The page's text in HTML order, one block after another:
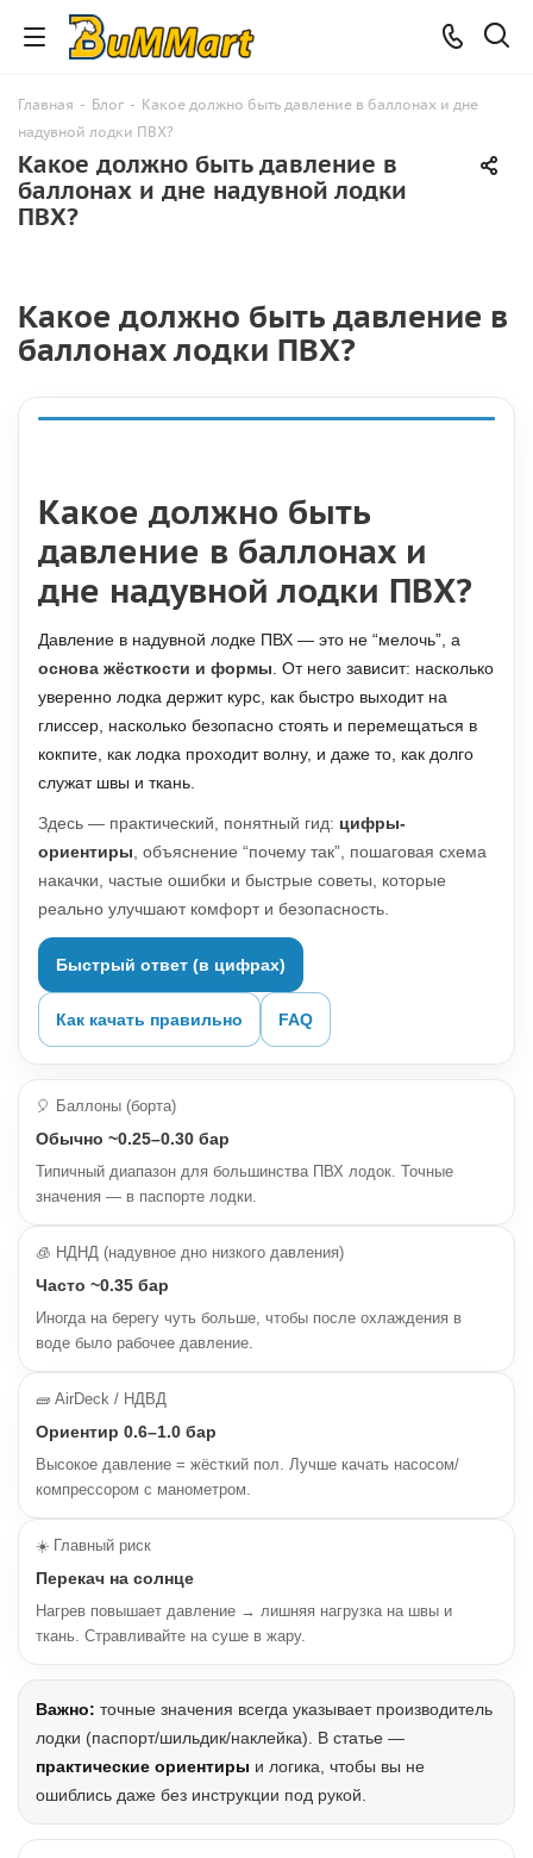
Главная - Блог - Какое должно быть давление в баллонах и дне
надувной лодки ПВХ?
Какое должно быть давление в
баллонах и дне надувной лодки
ПВХ?
Какое должно быть давление в
баллонах лодки ПВХ?
Какое должно быть
давление в баллонах и
дне надувной лодки ПВХ?
Давление в надувной лодке ПВХ — это не “мелочь”, а
основа жёсткости и формы . От него зависит: насколько
уверенно лодка держит курс, как быстро выходит на
глиссер, насколько безопасно стоять и перемещаться в
кокпите, как лодка проходит волну, и даже то, как долго
служат швы и ткань.
Здесь — практический, понятный гид: цифры-
ориентиры , объяснение “почему так”, пошаговая схема
накачки, частые ошибки и быстрые советы, которые
реально улучшают комфорт и безопасность.
Быстрый ответ (в цифрах)
Как качать правильно FAQ
🎈 Баллоны (борта)
Обычно ~0.25–0.30 бар
Типичный диапазон для большинства ПВХ лодок. Точные
значения — в паспорте лодки.
🧊 НДНД (надувное дно низкого давления)
Часто ~0.35 бар
Иногда на берегу чуть больше, чтобы после охлаждения в
воде было рабочее давление.
🧱 AirDeck / НДВД
Ориентир 0.6–1.0 бар
Высокое давление = жёсткий пол. Лучше качать насосом/
компрессором с манометром.
☀️ Главный риск
Перекач на солнце
Нагрев повышает давление → лишняя нагрузка на швы и
ткань. Стравливайте на суше в жару.
Важно: точные значения всегда указывает производитель
лодки (паспорт/шильдик/наклейка). В статье —
практические ориентиры и логика, чтобы вы не
ошиблись даже без инструкции под рукой.